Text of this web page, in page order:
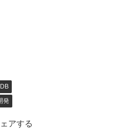
発
アする